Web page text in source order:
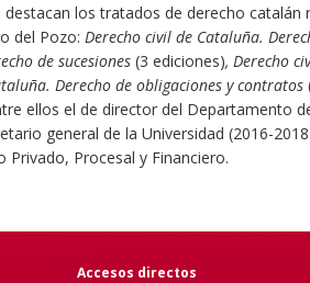
destacan los tratados de derecho catalán
del Pozo: Derecho civil de Cataluña.
de sucesiones (3 ediciones), Derecho
Derecho de obligaciones y contratos
ellos el de director del Departamento
general de la Universidad (2016-
Procesal y Financiero.
Accesos directos